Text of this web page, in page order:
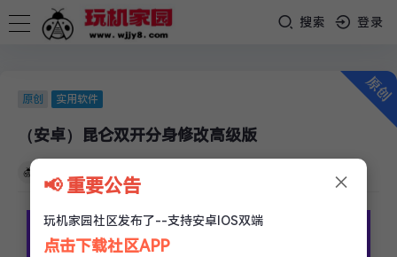
搜索 登录
原创 实用软件
（安卓）昆仑双开分身修改高级版
×
📢 重要公告
玩机家园社区发布了--支持安卓IOS双端
点击下载社区APP